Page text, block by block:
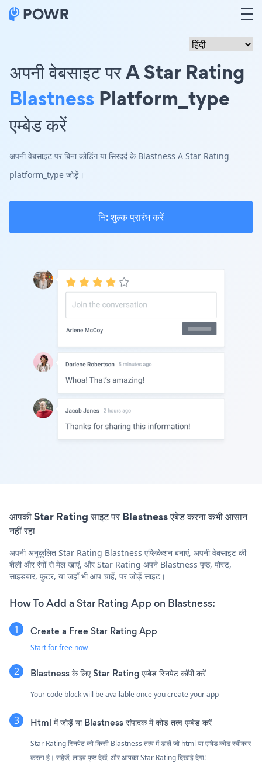
अपनी वेबसाइट पर A Star Rating
Blastness Platform_type
एम्बेड करें
अपनी वेबसाइट पर बिना कोडिंग या सिरदर्द के Blastness A Star Rating
platform_type जोड़ें।
नि: शुल्क प्रारंभ करें
आपकी Star Rating साइट पर Blastness एंबेड करना कभी आसान
नहीं रहा
अपनी अनुकूलित Star Rating Blastness एप्लिकेशन बनाएं, अपनी वेबसाइट की
शैली और रंगों से मेल खाएं, और Star Rating अपने Blastness पृष्ठ, पोस्ट,
साइडबार, फुटर, या जहाँ भी आप चाहें, पर जोड़ें साइट।
How To Add a Star Rating App on Blastness:
Create a Free Star Rating App
Start for free now
Blastness के लिए Star Rating एम्बेड स्निपेट कॉपी करें
Your code block will be available once you create your app
Html में जोड़ें या Blastness संपादक में कोड तत्व एम्बेड करें
Star Rating स्निपेट को किसी Blastness तत्व में डालें जो html या एम्बेड कोड स्वीकार
करता है। सहेजें, लाइव पृष्ठ देखें, और आपका Star Rating दिखाई देगा!